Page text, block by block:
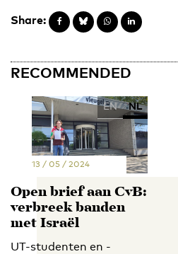
Share:
RECOMMENDED
EN NL
13 / 05 / 2024
Open brief aan CvB:
verbreek banden
met Israël
UT-studenten en -